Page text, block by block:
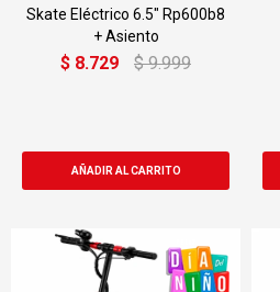
Skate Eléctrico 6.5" Rp600b8
+ Asiento
$ 8.729 $ 9.999